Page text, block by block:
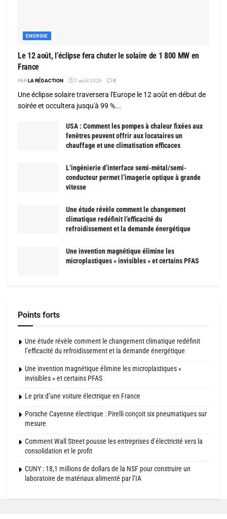
ENERGIE
Le 12 août, l’éclipse fera chuter le solaire de 1 800 MW en
France
PARLA RÉDACTION 7 août 2026 0
Une éclipse solaire traversera l'Europe le 12 août en début de
soirée et occultera jusqu'à 99 %...
USA : Comment les pompes à chaleur fixées aux
fenêtres peuvent offrir aux locataires un
chauffage et une climatisation efficaces
L’ingénierie d’interface semi-métal/semi-
conducteur permet l’imagerie optique à grande
vitesse
Une étude révèle comment le changement
climatique redéfinit l’efficacité du
refroidissement et la demande énergétique
Une invention magnétique élimine les
microplastiques « invisibles » et certains PFAS
Points forts
Une étude révèle comment le changement climatique redéfinit
l’efficacité du refroidissement et la demande énergétique
Une invention magnétique élimine les microplastiques «
invisibles » et certains PFAS
Le prix d’une voiture électrique en France
Porsche Cayenne électrique : Pirelli conçoit six pneumatiques sur
mesure
Comment Wall Street pousse les entreprises d’électricité vers la
consolidation et le profit
CUNY : 18,1 millions de dollars de la NSF pour construire un
laboratoire de matériaux alimenté par l’IA